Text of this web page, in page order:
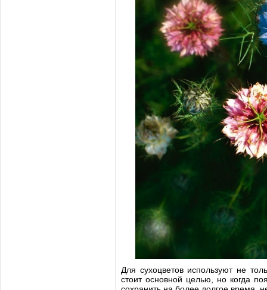
Для сухоцветов используют не
стоит основной целью, но когда